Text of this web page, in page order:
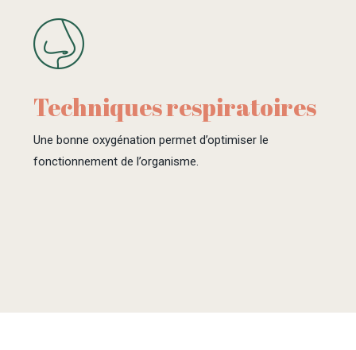
Techniques respiratoires
Une bonne oxygénation permet d’optimiser le
fonctionnement de l’organisme.